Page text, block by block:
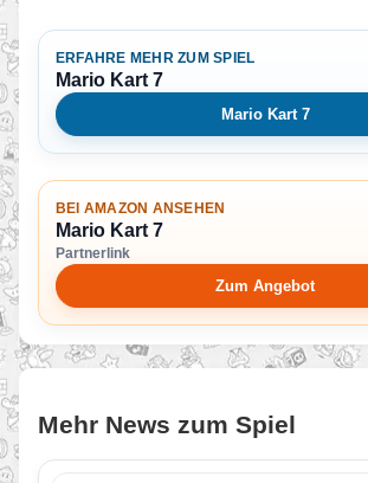
ERFAHRE MEHR ZUM SPIEL
Mario Kart 7
Mario Kart 7
BEI AMAZON ANSEHEN
Mario Kart 7
Partnerlink
Zum Angebot
Mehr News zum Spiel